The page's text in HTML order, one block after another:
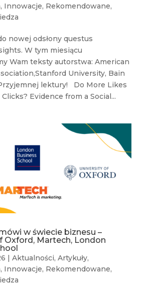
, Innowacje, Rekomendowane,
nowej odsłony questus
W tym miesiącu
Wam teksty autorstwa: American
University, Bain
lektury! Do More Likes
Evidence from a Social...
w świecie biznesu –
Oxford, Martech, London
| Aktualności, Artykuły,
, Innowacje, Rekomendowane,